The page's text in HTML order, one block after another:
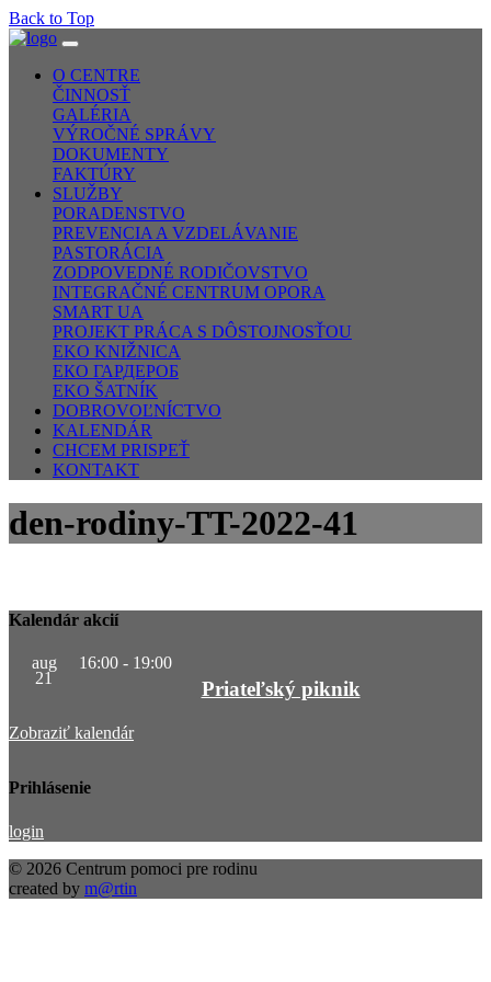
Back to Top
O CENTRE
ČINNOSŤ
GALÉRIA
VÝROČNÉ SPRÁVY
DOKUMENTY
FAKTÚRY
SLUŽBY
PORADENSTVO
PREVENCIA A VZDELÁVANIE
PASTORÁCIA
ZODPOVEDNÉ RODIČOVSTVO
INTEGRAČNÉ CENTRUM OPORA
SMART UA
PROJEKT PRÁCA S DÔSTOJNOSŤOU
EKO KNIŽNICA
ЕКО ГАРДЕРОБ
EKO ŠATNÍK
DOBROVOĽNÍCTVO
KALENDÁR
CHCEM PRISPEŤ
KONTAKT
den-rodiny-TT-2022-41
Kalendár akcií
aug
21
16:00 - 19:00
Priateľský piknik
Zobraziť kalendár
Prihlásenie
login
© 2026 Centrum pomoci pre rodinu
created by m@rtin